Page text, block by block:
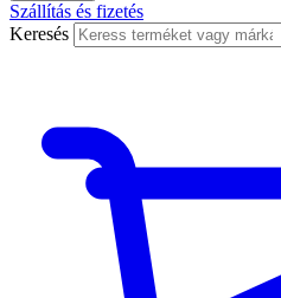
Szállítás és fizetés
Keresés